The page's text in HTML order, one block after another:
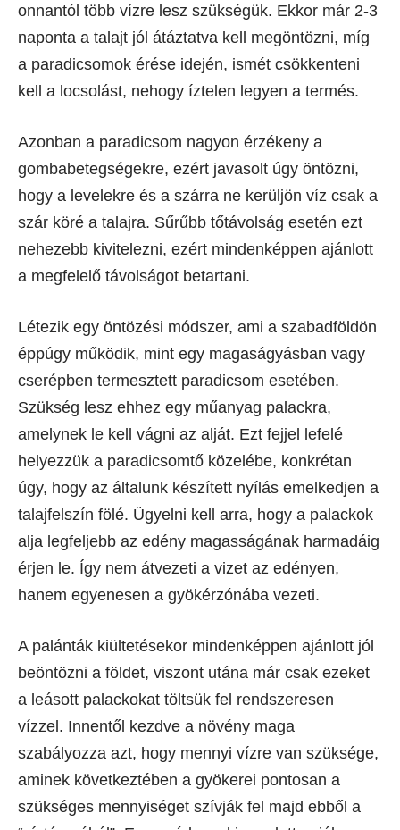
onnantól több vízre lesz szükségük. Ekkor már 2-3
naponta a talajt jól átáztatva kell megöntözni, míg
a paradicsomok érése idején, ismét csökkenteni
kell a locsolást, nehogy íztelen legyen a termés.
Azonban a paradicsom nagyon érzékeny a
gombabetegségekre, ezért javasolt úgy öntözni,
hogy a levelekre és a szárra ne kerüljön víz csak a
szár köré a talajra. Sűrűbb tőtávolság esetén ezt
nehezebb kivitelezni, ezért mindenképpen ajánlott
a megfelelő távolságot betartani.
Létezik egy öntözési módszer, ami a szabadföldön
éppúgy működik, mint egy magaságyásban vagy
cserépben termesztett paradicsom esetében.
Szükség lesz ehhez egy műanyag palackra,
amelynek le kell vágni az alját. Ezt fejjel lefelé
helyezzük a paradicsomtő közelébe, konkrétan
úgy, hogy az általunk készített nyílás emelkedjen a
talajfelszín fölé. Ügyelni kell arra, hogy a palackok
alja legfeljebb az edény magasságának harmadáig
érjen le. Így nem átvezeti a vizet az edényen,
hanem egyenesen a gyökérzónába vezeti.
A palánták kiültetésekor mindenképpen ajánlott jól
beöntözni a földet, viszont utána már csak ezeket
a leásott palackokat töltsük fel rendszeresen
vízzel. Innentől kezdve a növény maga
szabályozza azt, hogy mennyi vízre van szüksége,
aminek következtében a gyökerei pontosan a
szükséges mennyiséget szívják fel majd ebből a